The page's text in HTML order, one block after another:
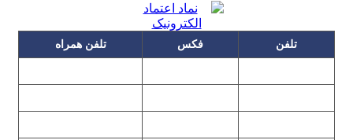
تلفن فکس تلفن همراه